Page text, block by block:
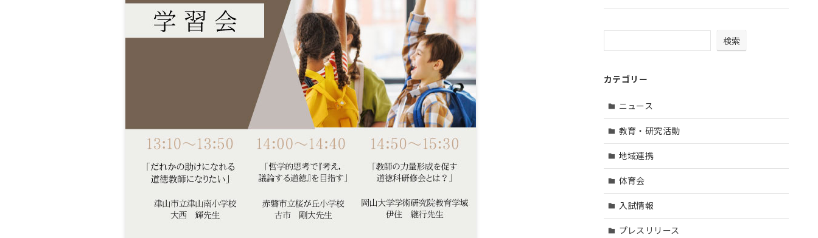
検索
カテゴリー
ニュース
教育・研究活動
地域連携
体育会
入試情報
プレスリリース